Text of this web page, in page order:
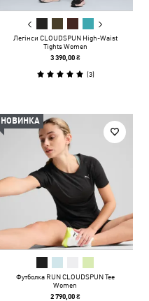
Легінси CLOUDSPUN High-Waist
Tights Women
3 390,00 ₴
(3)
НОВИНКА
Футболка RUN CLOUDSPUN Tee
Women
2 790,00 ₴